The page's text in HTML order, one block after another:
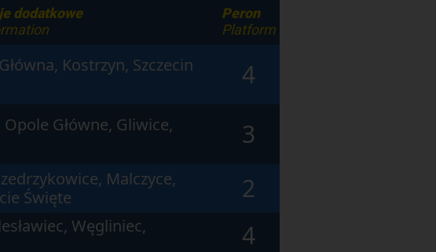
dodatkowe
Peron
Platform
Kostrzyn, Szczecin
4
Główne, Gliwice,
3
Malczyce,
Święte
2
Węgliniec,
4